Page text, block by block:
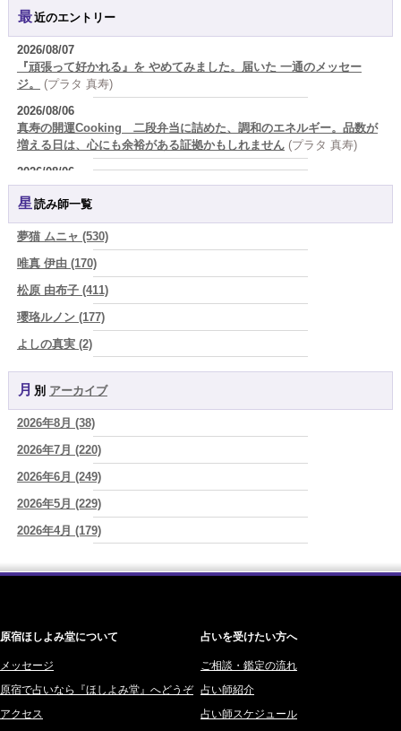
最近のエントリー
2026/08/07
『頑張って好かれる』を やめてみました。届いた 一通のメッセー
ジ。
(プラタ 真寿)
2026/08/06
真寿の開運Cooking 二段弁当に詰めた、調和のエネルギー。品数が
増える日は、心にも余裕がある証拠かもしれません (プラタ 真寿)
2026/08/06
理解されたい人ほど、相手を理解することを忘れてしまう。 (唯真 伊
由)
2026/08/06
【難しい恋愛】【既読スルー】あなたが楽しんでいるとどんな立場や
年齢でも愛されます
2026/08/06
「優しい人ほど幸せになる』なんて、誰が流した綺麗事？都合よく消
費される人だけが最後に泣く世界」 (芽百マミム)
好きだけでは続かない。それでも離れられない人を愛と呼ぶほど、人
は自分を壊していく
2026/08/06
2026年8月6日 壬子 真冬の海のように、自分の道を切り拓く日
り)
2026/08/05
占いが教えてくれたのは、答えじゃなくて勇気だったお話
寿)
2026/08/05
もの特性 (美月マーシャ)
Luru)
星読み師一覧
夢猫 ムニャ (530)
唯真 伊由 (170)
松原 由布子 (411)
瓔珞ルノン (177)
よしの真実 (2)
YOSHIKI (58)
よみ (39)
一之森 陽柑 (26)
椰奈空 (64)
ワカリミ (1)
神楽峰ヴィスカ (10)
赤羽うさぎ (341)
橘メルロ (7)
鈴喜みわこ (8)
鯖ノ実 ソニン (19)
愛音ソナタ (16)
月別 アーカイブ
2026年8月 (38)
2026年7月 (220)
2026年6月 (249)
2026年5月 (229)
2026年4月 (179)
2025年12月 (201)
2025年11月 (252)
2025年10月 (242)
2025年9月 (196)
原宿ほしよみ堂について
メッセージ
原宿で占いなら『ほしよみ堂』へどうぞ
アクセス
占いを受けたい方へ
ご相談・鑑定の流れ
占い師紹介
占い師スケジュール